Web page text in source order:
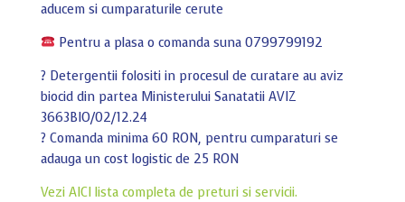
aducem si cumparaturile cerute
Pentru a plasa o comanda suna 0799799192
? Detergentii folositi in procesul de curatare au aviz
biocid din partea Ministerului Sanatatii AVIZ
3663BIO/02/12.24
? Comanda minima 60 RON, pentru cumparaturi se
adauga un cost logistic de 25 RON
Vezi AICI lista completa de preturi si servicii.